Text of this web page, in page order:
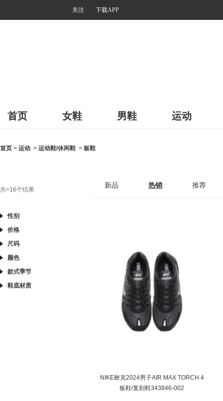
关注 下载APP
首页 女鞋 男鞋 运动
首页 > 运动 > 运动鞋/休闲鞋 > 板鞋
共>16个结果
性别
价格
尺码
颜色
款式季节
鞋底材质
新品 热销 推荐
NIKE耐克2024男子AIR MAX TORCH 4
板鞋/复刻鞋343846-002